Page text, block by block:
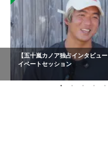
【五十嵐カノア独占インタビュ
イベートセッション